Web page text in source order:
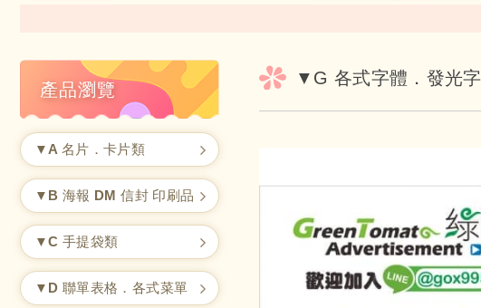
產品瀏覽
▼A 名片．卡片類
▼B 海報 DM 信封 印刷品
▼C 手提袋類
▼D 聯單表格．各式菜單
▼G 各式字體．發光字